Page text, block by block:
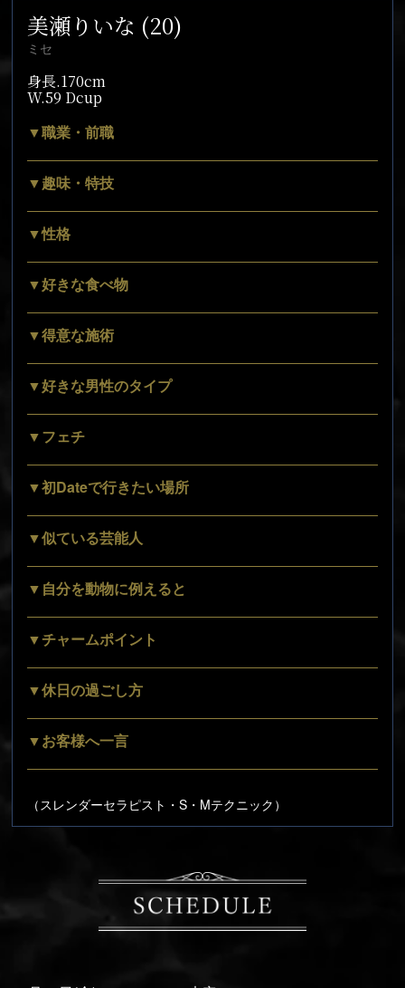
美瀬りいな (20)
ミセ
身長.170cm
W.59 Dcup
▼職業・前職
▼趣味・特技
▼性格
▼好きな食べ物
▼得意な施術
▼好きな男性のタイプ
▼フェチ
▼初Dateで行きたい場所
▼似ている芸能人
▼自分を動物に例えると
▼チャームポイント
▼休日の過ごし方
▼お客様へ一言
（スレンダーセラピスト・S・Mテクニック）